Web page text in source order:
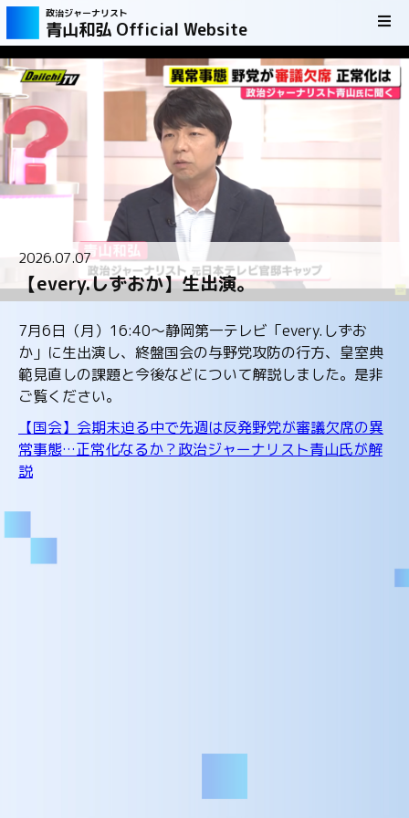
政治ジャーナリスト
青山和弘 Official Website
2026.07.07
【every.しずおか】生出演。
7月6日（月）16:40～静岡第一テレビ「every.しずお
か」に生出演し、終盤国会の与野党攻防の行方、皇室典
範見直しの課題と今後などについて解説しました。是非
ご覧ください。
【国会】会期末迫る中で先週は反発野党が審議欠席の異
常事態…正常化なるか？政治ジャーナリスト青山氏が解
説